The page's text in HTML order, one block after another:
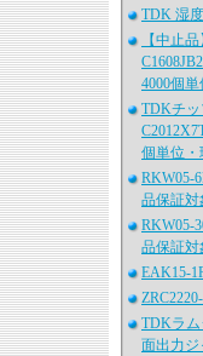
TDK 湿
【中止
4000個単
TDKチ
個単位・
RKW05-
品保証対
RKW05-
品保証対
EAK15-
TDKラ
面出力